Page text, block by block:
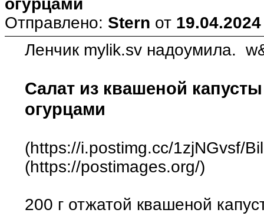
огурцами
Отправлено: Stern от
Ленчик mylik.sv надоумила.
Салат из квашеной
огурцами
(https://i.postimg.cc/1zjNGvsf/
(https://postimages.org/)
200 г отжатой квашеной